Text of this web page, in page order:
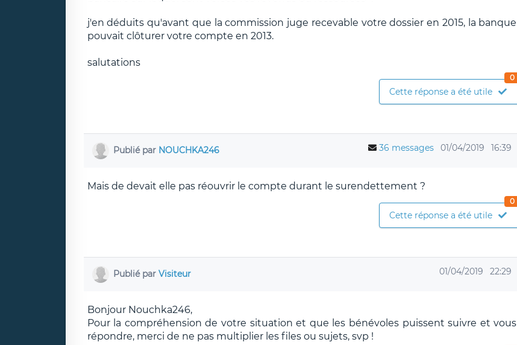
j'en déduits qu'avant que la commission juge recevable votre dossier en 2015, la banque
pouvait clôturer votre compte en 2013.
salutations
Cette réponse a été utile
0
Publié par NOUCHKA246 36 messages 01/04/2019 16:39
Mais de devait elle pas réouvrir le compte durant le surendettement ?
Cette réponse a été utile
0
Publié par Visiteur 01/04/2019 22:29
Bonjour Nouchka246,
Pour la compréhension de votre situation et que les bénévoles puissent suivre et vous
répondre, merci de ne pas multiplier les files ou sujets, svp !